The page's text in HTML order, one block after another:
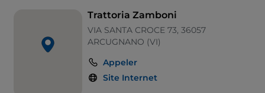
Trattoria Zamboni
VIA SANTA CROCE 73, 36057
ARCUGNANO (VI)
Appeler
Site Internet